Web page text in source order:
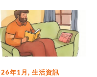
年1月,生活資訊